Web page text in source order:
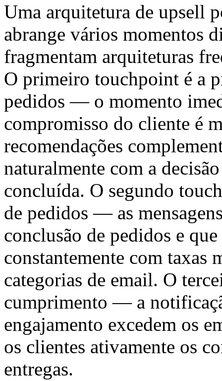
Uma arquitetura de upsell
abrange vários momentos
fragmentam arquiteturas
O primeiro touchpoint é a
pedidos — o momento
compromisso do cliente é
recomendações
naturalmente com a
concluída. O segundo
de pedidos — as
conclusão de pedidos e
constantemente com taxas
categorias de email. O
cumprimento — a
engajamento excedem os
os clientes ativamente os
entregas.